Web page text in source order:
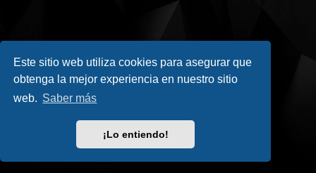
Este sitio web utiliza cookies para asegurar que
obtenga la mejor experiencia en nuestro sitio
web. Saber más
¡Lo entiendo!